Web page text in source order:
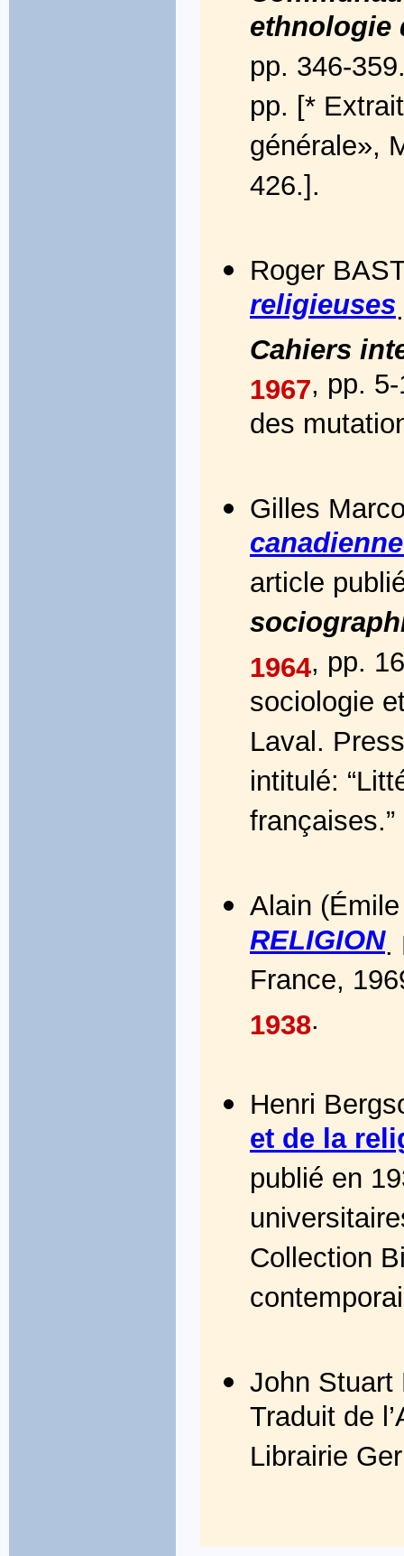
ethnologie
pp. 346-
pp. [*
générale»,
426.].
Roger
religieuses
Cahiers
1967, pp.
des
Gilles
article
1964, pp.
sociologie
Laval.
intitulé:
françaises.”
Alain
RELIGION.
France,
1938.
Henri
et de la
publié en
Collection
John
Traduit de
Librairie